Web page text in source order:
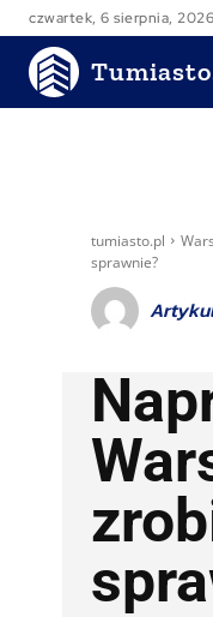
czwartek, 6 sierpnia, 2026
tumiasto.pl
sprawnie?